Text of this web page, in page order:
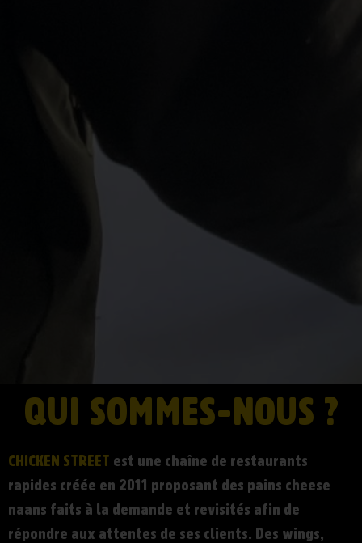
QUI SOMMES-NOUS ?
CHICKEN STREET est une chaîne de restaurants
rapides créée en 2011 proposant des pains cheese
naans faits à la demande et revisités afin de
répondre aux attentes de ses clients. Des wings,